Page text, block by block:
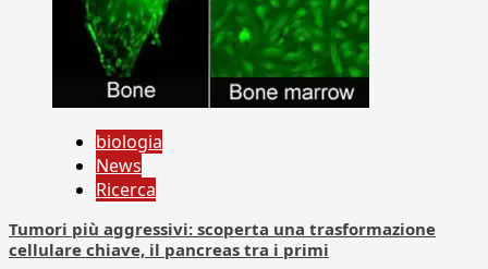
biologia
News
Ricerca
Tumori più aggressivi: scoperta una trasformazione
cellulare chiave, il pancreas tra i primi